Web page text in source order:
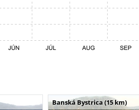
Banská Bystrica (15 km)